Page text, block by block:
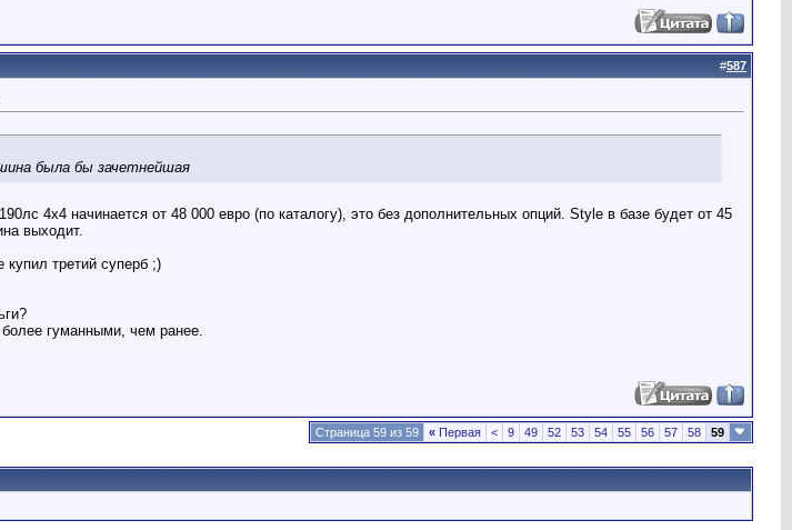
#587
была бы зачетнейшая
4х4 начинается от 48 000 евро (по каталогу), это без дополнительных опций. Style в базе будет от 45
выходит.
купил третий суперб ;)
более гуманными, чем ранее.
Страница 59 из 59 « Первая < 9 49 52 53 54 55 56 57 58 59